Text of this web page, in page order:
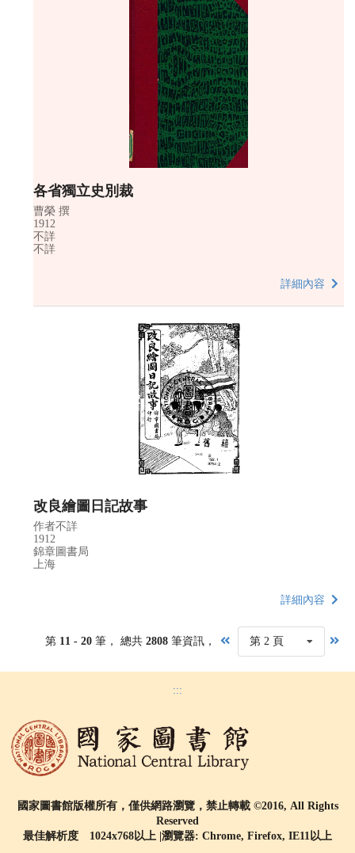
各省獨立史別裁
曹榮 撰
1912
不詳
不詳
詳細內容
改良繪圖日記故事
作者不詳
1912
錦章圖書局
上海
詳細內容
第 11 - 20 筆， 總共 2808筆資訊， 第 2 頁
:::
國家圖書館版權所有，僅供網路瀏覽，禁止轉載 ©2016, All Rights
Reserved
最佳解析度 1024x768以上 |瀏覽器: Chrome, Firefox, IE11以上